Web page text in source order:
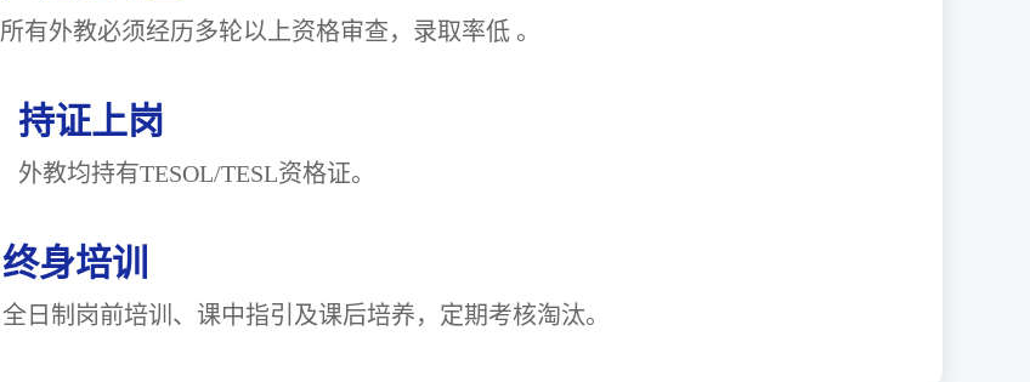
所有外教必须经历多轮以上资格审查，录取率低 。
持证上岗
外教均持有TESOL/TESL资格证。
终身培训
全日制岗前培训、课中指引及课后培养，定期考核淘汰。